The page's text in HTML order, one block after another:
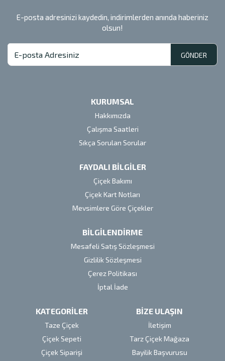
E-posta adresinizi kaydedin, indirimlerden anında haberiniz
olsun!
GÖNDER
KURUMSAL
Hakkımızda
Çalışma Saatleri
Sıkça Sorulan Sorular
FAYDALI BİLGİLER
Çiçek Bakımı
Çiçek Kart Notları
Mevsimlere Göre Çiçekler
BİLGİLENDİRME
Mesafeli Satış Sözleşmesi
Gizlilik Sözleşmesi
Çerez Politikası
İptal İade
KATEGORİLER
Taze Çiçek
Çiçek Sepeti
Çiçek Siparişi
BİZE ULAŞIN
İletişim
Tarz Çiçek Mağaza
Bayilik Başvurusu